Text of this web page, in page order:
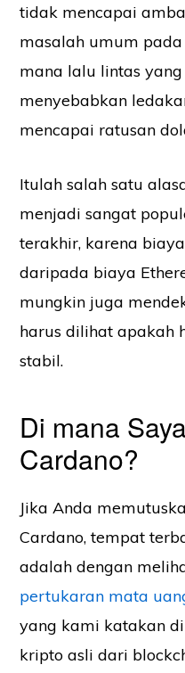
tidak mencapai
masalah umum
mana lalu lintas
menyebabkan
mencapai ratusan
Itulah salah satu
menjadi sangat
terakhir, karena
daripada biaya
mungkin juga
harus dilihat apakah
stabil.
Di mana
Cardano?
Jika Anda
Cardano, tempat
adalah dengan
pertukaran mata
yang kami katakan
kripto asli dari